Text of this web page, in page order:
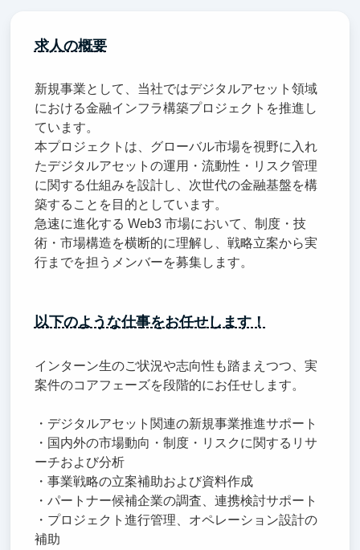
求人の概要
新規事業として、当社ではデジタルアセット領域
における金融インフラ構築プロジェクトを推進し
ています。
本プロジェクトは、グローバル市場を視野に入れ
たデジタルアセットの運用・流動性・リスク管理
に関する仕組みを設計し、次世代の金融基盤を構
築することを目的としています。
急速に進化する Web3 市場において、制度・技
術・市場構造を横断的に理解し、戦略立案から実
行までを担うメンバーを募集します。
以下のような仕事をお任せします！
インターン生のご状況や志向性も踏まえつつ、実
案件のコアフェーズを段階的にお任せします。
・デジタルアセット関連の新規事業推進サポート
・国内外の市場動向・制度・リスクに関するリサ
ーチおよび分析
・事業戦略の立案補助および資料作成
・パートナー候補企業の調査、連携検討サポート
・プロジェクト進行管理、オペレーション設計の
補助